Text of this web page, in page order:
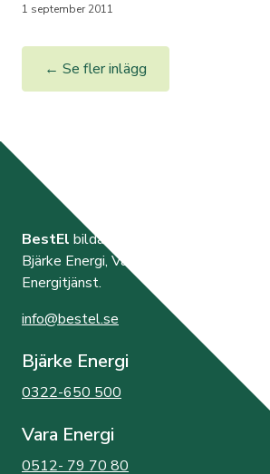
KONTAKT
1 september 2011
← Se fler inlägg
BestEl bildades år 2000 av de tre
Bjärke Energi, Vara Energi samt Västra
Energitjänst.
info@bestel.se
Bjärke Energi
0322-650 500
Vara Energi
0512- 79 70 80